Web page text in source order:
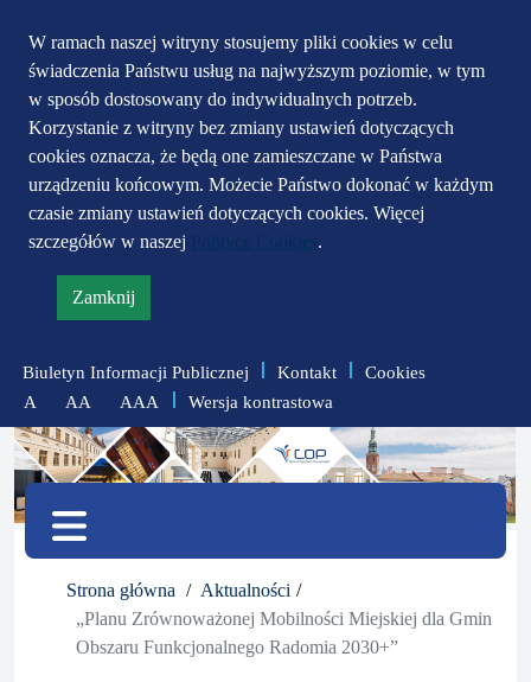
W ramach naszej witryny stosujemy pliki cookies w celu
świadczenia Państwu usług na najwyższym poziomie, w tym
w sposób dostosowany do indywidualnych potrzeb.
Korzystanie z witryny bez zmiany ustawień dotyczących
cookies oznacza, że będą one zamieszczane w Państwa
urządzeniu końcowym. Możecie Państwo dokonać w każdym
czasie zmiany ustawień dotyczących cookies. Więcej
szczegółów w naszej
.
Zamknij
informację
polityce
prywatności
Przejdź do głównego
menu
Przejdź do treści
Przejdź do mapy
serwisu
Biuletyn Informacji Publicznej Kontakt
Cookies
A
zmniejsz
czcionkę
AA
zresetuj
AAA
zwiększ
czcionkę
Wersja kontrastowa
Menu
Strona główna
Aktualności
„Planu Zrównoważonej Mobilności Miejskiej dla Gmin
Obszaru Funkcjonalnego Radomia 2030+”